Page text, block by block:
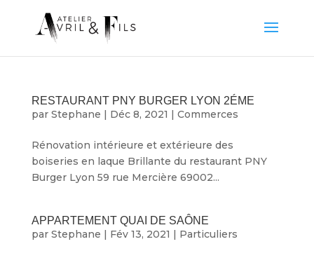
RESTAURANT PNY BURGER LYON 2ÉME
par Stephane | Déc 8, 2021 | Commerces
Rénovation intérieure et extérieure des
boiseries en laque Brillante du restaurant PNY
Burger Lyon 59 rue Mercière 69002...
APPARTEMENT QUAI DE SAÔNE
par Stephane | Fév 13, 2021 | Particuliers